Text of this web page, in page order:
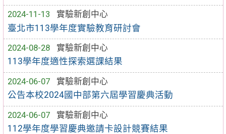
2024-11-13
實驗新創中心
臺北市113學年度實驗教育研討會
2024-08-28
實驗新創中心
113學年度適性探索選課結果
2024-06-07
實驗新創中心
公告本校2024國中部第六屆學習慶典活動
2024-06-07
實驗新創中心
112學年度學習慶典邀請卡設計競賽結果